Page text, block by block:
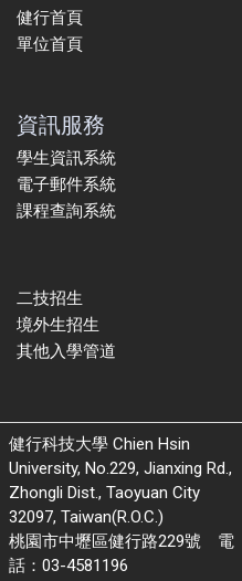
健行首頁
單位首頁
資訊服務
學生資訊系統
電子郵件系統
課程查詢系統
二技招生
境外生招生
其他入學管道
健行科技大學 Chien Hsin
University, No.229, Jianxing Rd.,
Zhongli Dist., Taoyuan City
32097, Taiwan(R.O.C.)
桃園市中壢區健行路229號 電
話：03-4581196